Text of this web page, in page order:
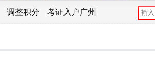
调整积分 考证入户广州